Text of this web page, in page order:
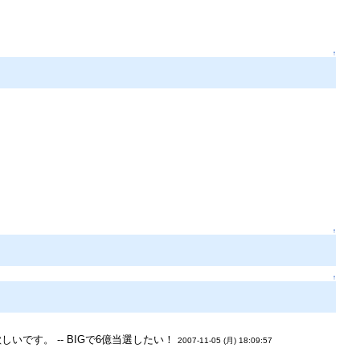
↑
↑
↑
いです。 -- BIGで6億当選したい！2007-11-05 (月) 18:09:57